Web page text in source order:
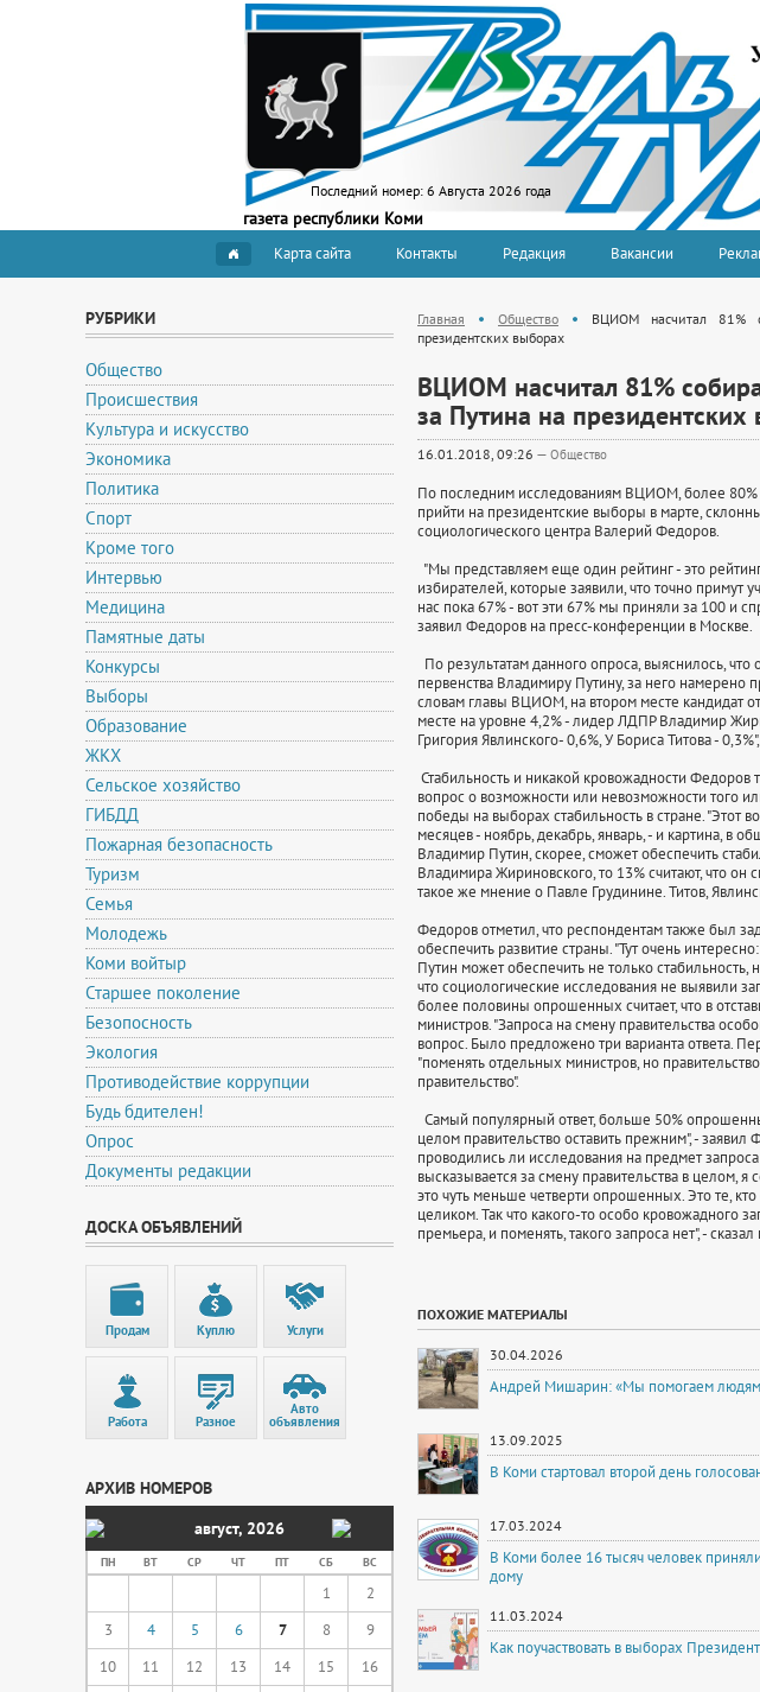
Последний номер: 6 Августа 2026 года
газета республики Коми
Карта сайта Контакты Редакция Вакансии
РУБРИКИ
Общество
Происшествия
Культура и искусство
Экономика
Политика
Спорт
Кроме того
Интервью
Медицина
Памятные даты
Конкурсы
Выборы
Образование
ЖКХ
Сельское хозяйство
ГИБДД
Пожарная безопасность
Туризм
Семья
Молодежь
Коми войтыр
Старшее поколение
Безопосность
Экология
Противодействие коррупции
Будь бдителен!
Опрос
Документы редакции
ДОСКА ОБЪЯВЛЕНИЙ
Продам Куплю Услуги
Работа Разное
Авто
объявления
АРХИВ НОМЕРОВ
август, 2026
ПН ВТ СР ЧТ ПТ СБ ВС
1
2
3
4 5 6 7 8
9
10
11 12 13 14 15
16
Главная Общество
ВЦИОМ насчитал 81%
президентских выборах
ВЦИОМ насчитал 81%
за Путина на президентских
16.01.2018, 09:26 — Общество
По последним исследованиям ВЦИОМ, более
прийти на президентские выборы в марте,
социологического центра Валерий Федоров.
"Мы представляем еще один рейтинг - это
избирателей, которые заявили, что точно примут
нас пока 67% - вот эти 67% мы приняли за 100 и
заявил Федоров на пресс-конференции в Москве.
По результатам данного опроса, выяснилось,
первенства Владимиру Путину, за него намерено
словам главы ВЦИОМ, на втором месте кандидат
месте на уровне 4,2% - лидер ЛДПР Владимир
Григория Явлинского- 0,6%, У Бориса Титова -
Стабильность и никакой кровожадности Федоров
вопрос о возможности или невозможности того
победы на выборах стабильность в стране. "Этот
месяцев - ноябрь, декабрь, январь, - и картина, в
Владимир Путин, скорее, сможет обеспечить
Владимира Жириновского, то 13% считают, что он
такое же мнение о Павле Грудинине. Титов,
Федоров отметил, что респондентам также был
обеспечить развитие страны. "Тут очень
Путин может обеспечить не только стабильность,
что социологические исследования не выявили
более половины опрошенных считает, что в
министров. "Запроса на смену правительства
вопрос. Было предложено три варианта ответа.
"поменять отдельных министров, но
правительство".
Самый популярный ответ, больше 50%
целом правительство оставить прежним", -
проводились ли исследования на предмет запроса
высказывается за смену правительства в целом,
это чуть меньше четверти опрошенных. Это те,
целиком. Так что какого-то особо кровожадного
премьера, и поменять, такого запроса нет", -
ПОХОЖИЕ МАТЕРИАЛЫ
30.04.2026
Андрей Мишарин: «Мы помогаем людям
13.09.2025
В Коми стартовал второй день
17.03.2024
В Коми более 16 тысяч человек
дому
11.03.2024
Как поучаствовать в выборах